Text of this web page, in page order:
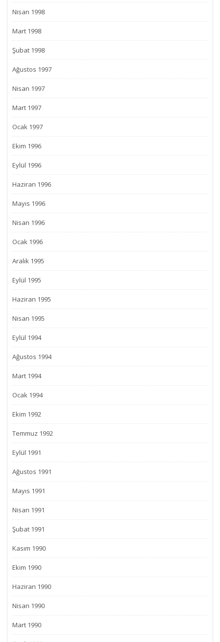
Nisan 1998
Mart 1998
Şubat 1998
Ağustos 1997
Nisan 1997
Mart 1997
Ocak 1997
Ekim 1996
Eylül 1996
Haziran 1996
Mayıs 1996
Nisan 1996
Ocak 1996
Aralık 1995
Eylül 1995
Haziran 1995
Nisan 1995
Eylül 1994
Ağustos 1994
Mart 1994
Ocak 1994
Ekim 1992
Temmuz 1992
Eylül 1991
Ağustos 1991
Mayıs 1991
Nisan 1991
Şubat 1991
Kasım 1990
Ekim 1990
Haziran 1990
Nisan 1990
Mart 1990